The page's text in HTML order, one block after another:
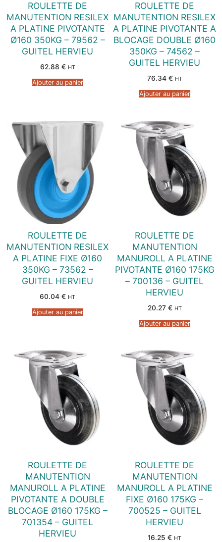
ROULETTE DE
MANUTENTION RESILEX
A PLATINE PIVOTANTE
Ø160 350KG – 79562 –
GUITEL HERVIEU
62.88 € HT
Ajouter au panier
ROULETTE DE
MANUTENTION RESILEX
A PLATINE PIVOTANTE A
BLOCAGE DOUBLE Ø160
350KG – 74562 –
GUITEL HERVIEU
76.34 € HT
Ajouter au panier
ROULETTE DE
MANUTENTION RESILEX
A PLATINE FIXE Ø160
350KG – 73562 –
GUITEL HERVIEU
60.04 € HT
Ajouter au panier
ROULETTE DE
MANUTENTION
MANUROLL A PLATINE
PIVOTANTE Ø160 175KG
– 700136 – GUITEL
HERVIEU
20.27 € HT
Ajouter au panier
ROULETTE DE
MANUTENTION
MANUROLL A PLATINE
PIVOTANTE A DOUBLE
BLOCAGE Ø160 175KG –
701354 – GUITEL
HERVIEU
ROULETTE DE
MANUTENTION
MANUROLL A PLATINE
FIXE Ø160 175KG –
700525 – GUITEL
HERVIEU
16.25 € HT